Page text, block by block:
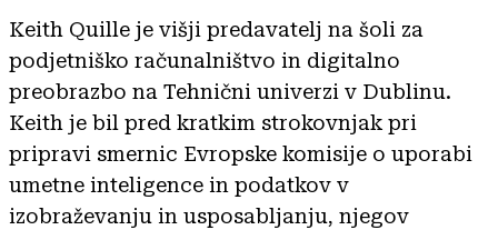
Keith Quille je višji predavatelj na šoli za
podjetniško računalništvo in digitalno
preobrazbo na Tehnični univerzi v Dublinu.
Keith je bil pred kratkim strokovnjak pri
pripravi smernic Evropske komisije o uporabi
umetne inteligence in podatkov v
izobraževanju in usposabljanju, njegov